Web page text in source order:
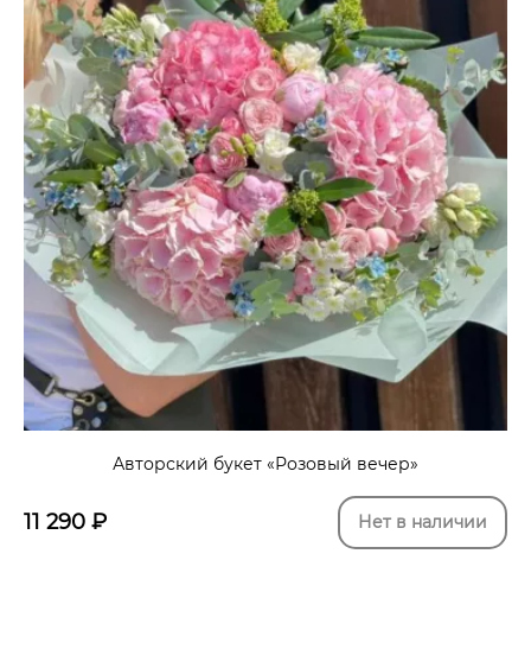
Авторский букет «Розовый вечер»
11 290 ₽ Нет в наличии